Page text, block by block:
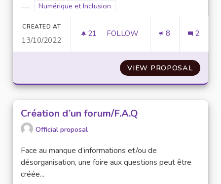
Filter results for category:
Filter results for scope: Numérique et Inclusion
Numérique et Inclusion
CREATED AT
13/10/2022
21 21 FOLLOWERS
FOLLOW 8 2
VIEW PROPOSALPRÊT
Création d’un forum/F.A.Q
Official proposal
Face au manque d’informations et/ou de
désorganisation, une foire aux questions peut être
créée...